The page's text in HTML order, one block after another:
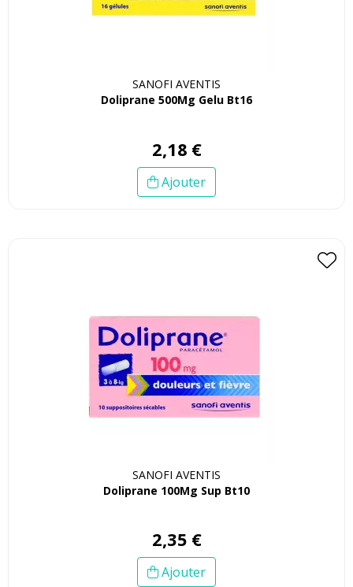
SANOFI AVENTIS
Doliprane 500Mg Gelu Bt16
2,18 €
Ajouter
SANOFI AVENTIS
Doliprane 100Mg Sup Bt10
2,35 €
Ajouter